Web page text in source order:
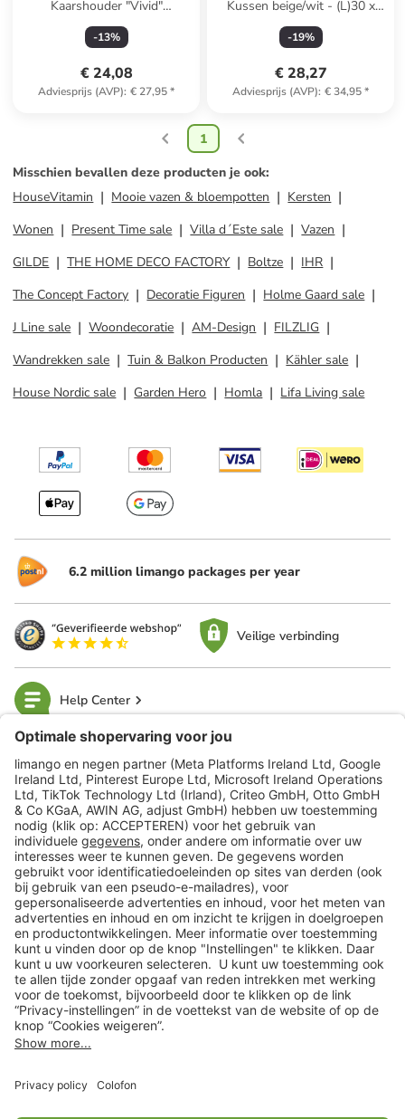
Kaarshouder "Vivid"
lichtblauw/oranje - (H)16,3 x
Ø 7,4 cm
-13%
€ 24,08
Adviesprijs (AVP): € 27,95*
Kussen beige/wit - (L)30 x
(B)50 cm
-19%
€ 28,27
Adviesprijs (AVP): € 34,95*
1
Misschien bevallen deze producten je ook:
HouseVitamin
Mooie vazen & bloempotten
Kersten
Wonen
Present Time sale Villa d´Este sale
Vazen
GILDE
THE HOME DECO FACTORY Boltze
IHR
The Concept Factory
Decoratie Figuren
Holme Gaard sale
J Line sale
Woondecoratie AM-Design
FILZLIG
Wandrekken sale
Tuin & Balkon Producten
Kähler sale
House Nordic sale
Garden Hero Homla Lifa Living sale
6.2 million limango packages per year
Veilige verbinding
Help Center
limango
Veilig winkelen
Klantenservice
Shop
Acties